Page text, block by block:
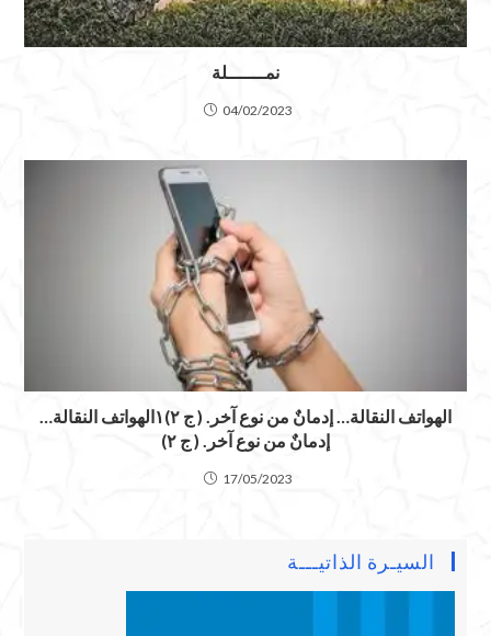
نمـــــــلة
04/02/2023
الهواتف النقالة… إدمانٌ من نوع آخر. ( ج ٢)١الهواتف النقالة…
إدمانٌ من نوع آخر. ( ج ٢)
17/05/2023
السيـرة الذاتيـــة